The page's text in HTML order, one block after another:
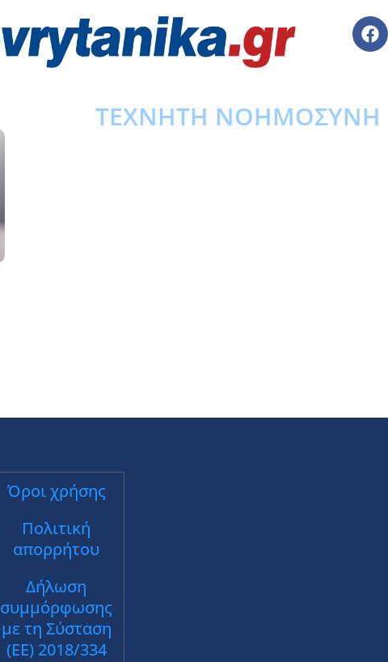
ΤΕΧΝΗΤΗ ΝΟΗΜΟΣΥΝΗ
Όροι χρήσης
Πολιτική
απορρήτου
Δήλωση
συμμόρφωσης
με τη Σύσταση
(ΕΕ) 2018/334